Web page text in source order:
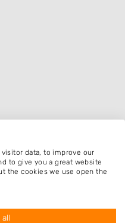
data, to improve our
to give you a great website
the cookies we use open the